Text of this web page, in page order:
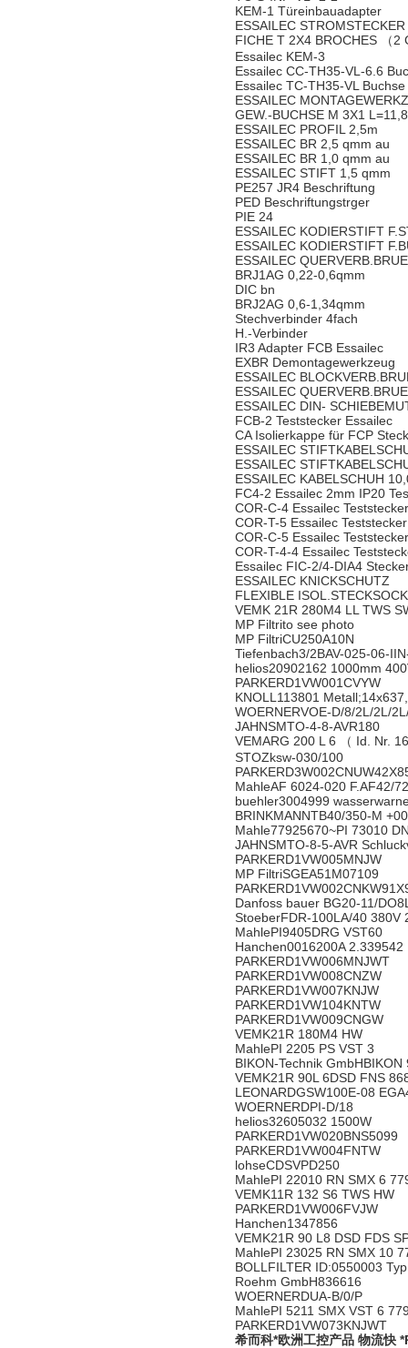
KEM-1 Türeinbauadapter
ESSAILEC STROMSTECKER
FICHE T 2X4 BROCHES （2
Essailec KEM-3
Essailec CC-TH35-VL-6.6
Essailec TC-TH35-VL Buchse
ESSAILEC
GEW.-BUCHSE M 3X1
ESSAILEC PROFIL 2,5m
ESSAILEC BR 2,5 qmm au
ESSAILEC BR 1,0 qmm au
ESSAILEC STIFT 1,5 qmm
PE257 JR4 Beschriftung
PED Beschriftungstrger
PIE 24
ESSAILEC KODIERSTIFT
ESSAILEC KODIERSTIFT
ESSAILEC
BRJ1AG 0,22-0,6qmm
DIC bn
BRJ2AG 0,6-1,34qmm
Stechverbinder 4fach
H.-Verbinder
IR3 Adapter FCB Essailec
EXBR Demontagewerkzeug
ESSAILEC
ESSAILEC
ESSAILEC DIN-
FCB-2 Teststecker Essailec
CA Isolierkappe für FCP
ESSAILEC
ESSAILEC
ESSAILEC KABELSCHUH
FC4-2 Essailec 2mm IP20
COR-C-4 Essailec Teststecker
COR-T-5 Essailec Teststecker
COR-C-5 Essailec Teststecker
COR-T-4-4 Essailec
Essailec FIC-2/4-DIA4
ESSAILEC KNICKSCHUTZ
FLEXIBLE
VEMK 21R 280M4 LL TWS
MP Filtrito see photo
MP FiltriCU250A10N
Tiefenbach3/2BAV-025-06-
helios20902162 1000mm
PARKERD1VW001CVYW
KNOLL113801
WOERNERVOE-D/8/2L/2L/
JAHNSMTO-4-8-AVR180
VEMARG 200 L 6 （ Id. Nr.
STOZksw-030/100
MahleAF 6024-020 F.AF42/72
buehler3004999
BRINKMANNTB40/350-M
Mahle77925670~PI 73010
JAHNSMTO-8-5-AVR
PARKERD1VW005MNJW
MP FiltriSGEA51M07109
Danfoss bauer BG20-11/
StoeberFDR-100LA/40 380V
MahlePI9405DRG VST60
Hanchen0016200A 2.339542
PARKERD1VW006MNJWT
PARKERD1VW008CNZW
PARKERD1VW007KNJW
PARKERD1VW104KNTW
PARKERD1VW009CNGW
VEMK21R 180M4 HW
MahlePI 2205 PS VST 3
BIKON-Technik
VEMK21R 90L 6DSD FNS
LEONARDGSW100E-08
WOERNERDPI-D/18
helios32605032 1500W
PARKERD1VW020BNS5099
PARKERD1VW004FNTW
lohseCDSVPD250
MahlePI 22010 RN SMX 6
VEMK11R 132 S6 TWS HW
PARKERD1VW006FVJW
Hanchen1347856
VEMK21R 90 L8 DSD FDS
MahlePI 23025 RN SMX 10
BOLLFILTER ID:0550003
Roehm GmbH836616
WOERNERDUA-B/0/P
MahlePI 5211 SMX VST 6
PARKERD1VW073KNJWT
希而科*欧洲工控产品 物流快